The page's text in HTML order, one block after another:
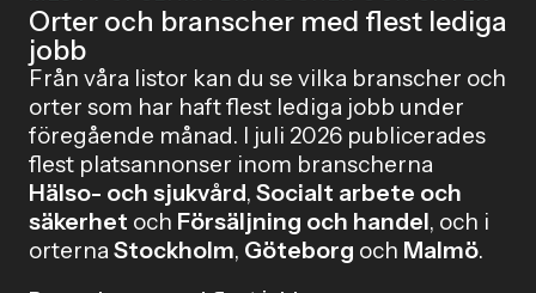
Orter och branscher med flest lediga
jobb
Från våra listor kan du se vilka branscher och
orter som har haft flest lediga jobb under
föregående månad. I juli 2026 publicerades
flest platsannonser inom branscherna
Hälso- och sjukvård, Socialt arbete och
säkerhet och Försäljning och handel, och i
orternaStockholm, Göteborg och Malmö.